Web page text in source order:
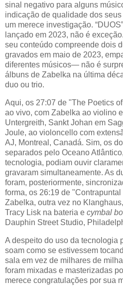
sinal negativo para alguns
indicação de qualidade dos
um merece investigação.
lançado em 2023, não é
seu conteúdo compreende dois
gravados em maio de 2023,
diferentes músicos— não é
álbuns de Zabelka na última
duo ou trio.
Aqui, os 27:07 de "The Poetics
ao vivo, com Zabelka ao violino
Untergreith, Sankt Johan em
Joule, ao violoncello com
AJ, Montreal, Canadá. Sim, os
separados pelo Oceano
tecnologia, podiam ouvir
gravaram simultaneamente. As
foram, posteriormente,
forma, os 26:19 de
Zabelka, outra vez no
Tracy Lisk na bateria e cymbal
Dauphin Street Studio,
A despeito do uso da tecnologia
soam como se estivessem
sala em vez de milhares de
foram mixadas e masterizadas
merece congratulações por sua